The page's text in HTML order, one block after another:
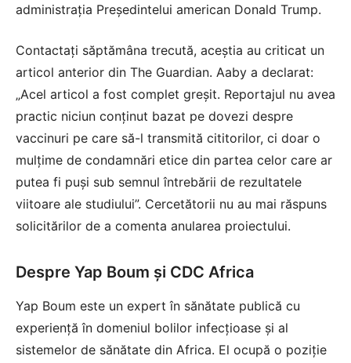
administrația Președintelui american Donald Trump.
Contactați săptămâna trecută, aceștia au criticat un
articol anterior din The Guardian. Aaby a declarat:
„Acel articol a fost complet greșit. Reportajul nu avea
practic niciun conținut bazat pe dovezi despre
vaccinuri pe care să-l transmită cititorilor, ci doar o
mulțime de condamnări etice din partea celor care ar
putea fi puși sub semnul întrebării de rezultatele
viitoare ale studiului”. Cercetătorii nu au mai răspuns
solicitărilor de a comenta anularea proiectului.
Despre Yap Boum și CDC Africa
Yap Boum este un expert în sănătate publică cu
experiență în domeniul bolilor infecțioase și al
sistemelor de sănătate din Africa. El ocupă o poziție